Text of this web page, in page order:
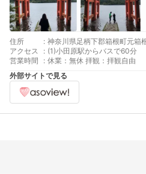
住所 : 神奈川県足柄下郡箱根町元箱
アクセス
: (1)小田原駅からバスで60分
営業時間
: 休業：無休 拝観：拝観自由
外部サイトで見る